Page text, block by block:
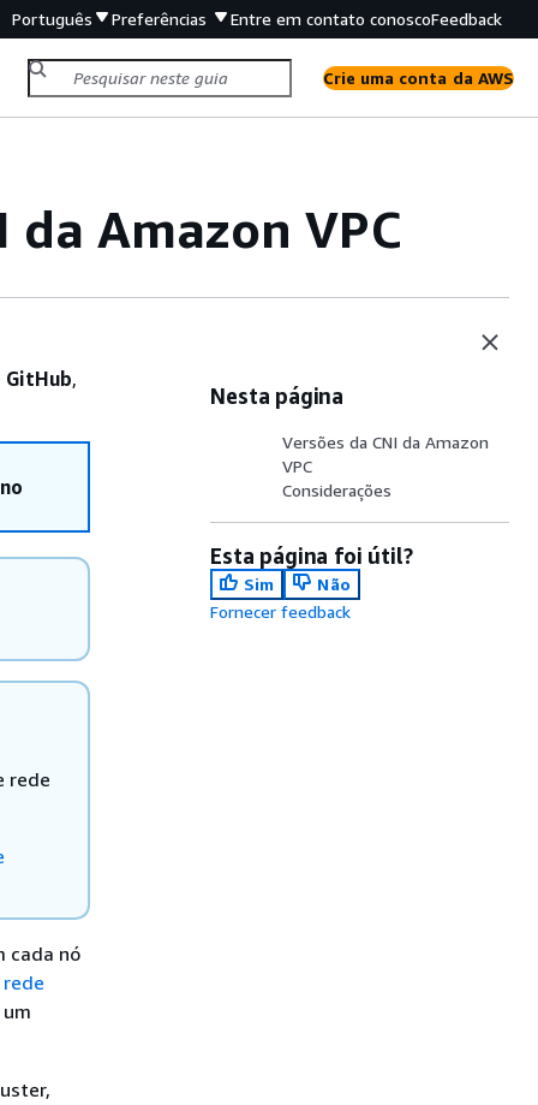
Português Preferências Entre em contato conoscoFeedback
Crie uma conta da AWS
Amazon VPC
GitHub,
rede
cada nó
Nesta página
Versões da CNI da Amazon
VPC
Considerações
Esta página foi útil?
Sim
Não
Fornecer feedback